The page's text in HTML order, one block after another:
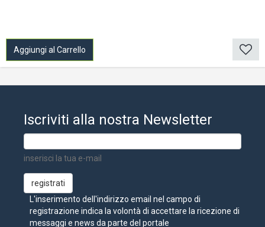
Aggiungi al Carrello
Iscriviti alla nostra Newsletter
inserisci la tua e-mail
L'inserimento dell'indirizzo email nel campo di
registrazione indica la volontà di accettare la ricezione di
messaggi e news da parte del portale